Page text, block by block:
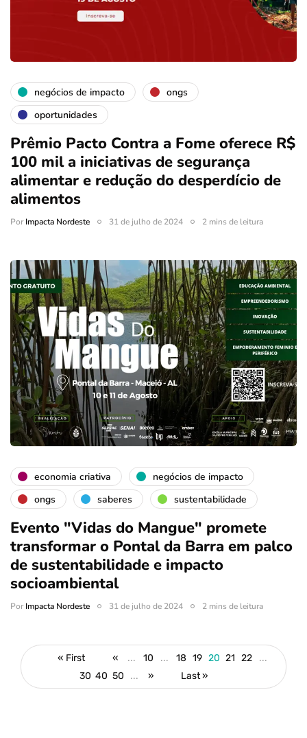
negócios de impacto
ongs
oportunidades
Prêmio Pacto Contra a Fome oferece R$
100 mil a iniciativas de segurança
alimentar e redução do desperdício de
alimentos
PorImpacta Nordeste 31 de julho de 2024 2 mins de leitura
economia criativa
negócios de impacto
ongs
saberes sustentabilidade
Evento "Vidas do Mangue" promete
transformar o Pontal da Barra em palco
de sustentabilidade e impacto
socioambiental
PorImpacta Nordeste 31 de julho de 2024 2 mins de leitura
« First « ... 10 ... 18 19 20 21 22
...
30 40 50 ... » Last »